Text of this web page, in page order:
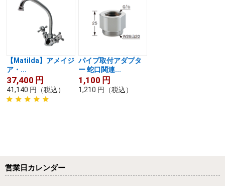
【Matilda】アメイジ
ア・...
37,400 円
41,140 円 （税込）
パイプ取付アダプタ
ー 蛇口関連...
1,100 円
1,210 円 （税込）
営業日カレンダー